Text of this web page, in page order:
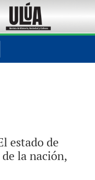
en el parto de
estado de
la nación,